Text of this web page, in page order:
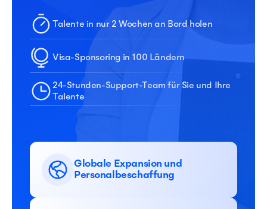
Talente in nur 2 Wochen an Bord holen
Visa-Sponsoring in 100 Ländern
24-Stunden-Support-Team für Sie und Ihre
Talente
Globale Expansion und
Personalbeschaffung